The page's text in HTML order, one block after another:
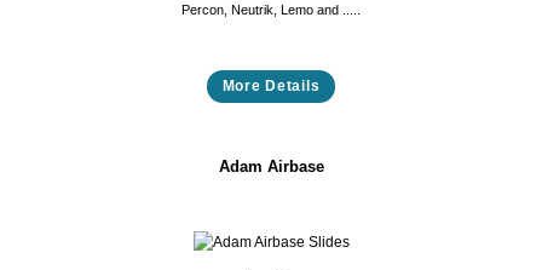
Percon, Neutrik, Lemo and .....
More Details
Adam Airbase